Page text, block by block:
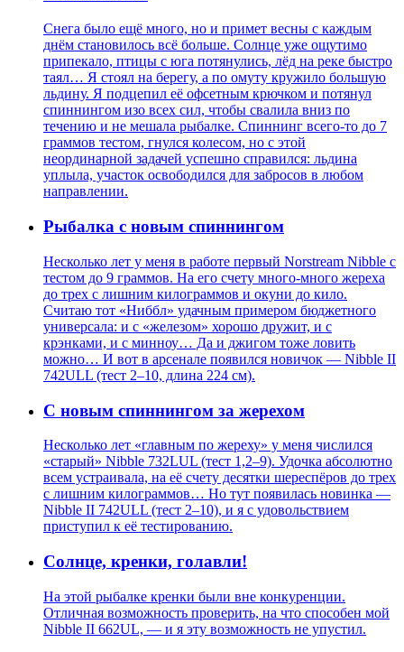
Снега было ещё много, но и примет весны с каждым
днём становилось всё больше. Солнце уже ощутимо
припекало, птицы с юга потянулись, лёд на реке быстро
таял… Я стоял на берегу, а по омуту кружило большую
льдину. Я подцепил её офсетным крючком и потянул
спиннингом изо всех сил, чтобы свалила вниз по
течению и не мешала рыбалке. Спиннинг всего-то до 7
граммов тестом, гнулся колесом, но с этой
неординарной задачей успешно справился: льдина
уплыла, участок освободился для забросов в любом
направлении.
Рыбалка с новым спиннингом
Несколько лет у меня в работе первый Norstream Nibble с
тестом до 9 граммов. На его счету много-много жереха
до трех с лишним килограммов и окуни до кило.
Считаю тот «Ниббл» удачным примером бюджетного
универсала: и с «железом» хорошо дружит, и с
крэнками, и с минноу… Да и джигом тоже ловить
можно… И вот в арсенале появился новичок — Nibble II
742ULL (тест 2–10, длина 224 см).
С новым спиннингом за жерехом
Несколько лет «главным по жереху» у меня числился
«старый» Nibble 732LUL (тест 1,2–9). Удочка абсолютно
всем устраивала, на её счету десятки шереспёров до трех
с лишним килограммов… Но тут появилась новинка —
Nibble II 742ULL (тест 2–10), и я с удовольствием
приступил к её тестированию.
Солнце, кренки, голавли!
На этой рыбалке кренки были вне конкуренции.
Отличная возможность проверить, на что способен мой
Nibble II 662UL, — и я эту возможность не упустил.